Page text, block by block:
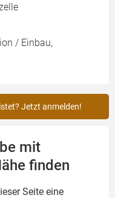
/ Einbau,
Jetzt anmelden!
mit
finden
Seite eine